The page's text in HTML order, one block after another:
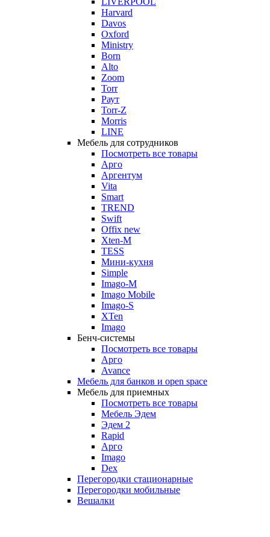
Harvard
Davos
Oxford
Ministry
Born
Alto
Zoom
Torr
Раут
Torr-Z
Morris
LINE
Мебель для сотрудников
Посмотреть все товары
Арго
Аргентум
Vita
Smart
TREND
Swift
Offix new
Xten-M
TESS
Мини-кухня
Simple
Imago-M
Imago Mobile
Imago-S
XTen
Imago
Бенч-системы
Посмотреть все товары
Арго
Avance
Мебель для банков и open space
Мебель для приемных
Посмотреть все товары
Мебель Эдем
Эдем 2
Rapid
Арго
Imago
Dex
Перегородки стационарные
Перегородки мобильные
Вешалки